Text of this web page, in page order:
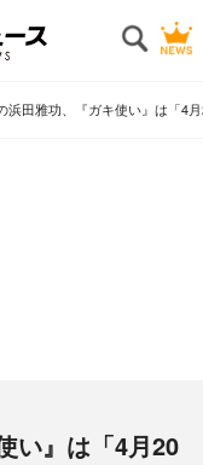
浜田雅功、『ガキ使い』は「4
い』は「4月20